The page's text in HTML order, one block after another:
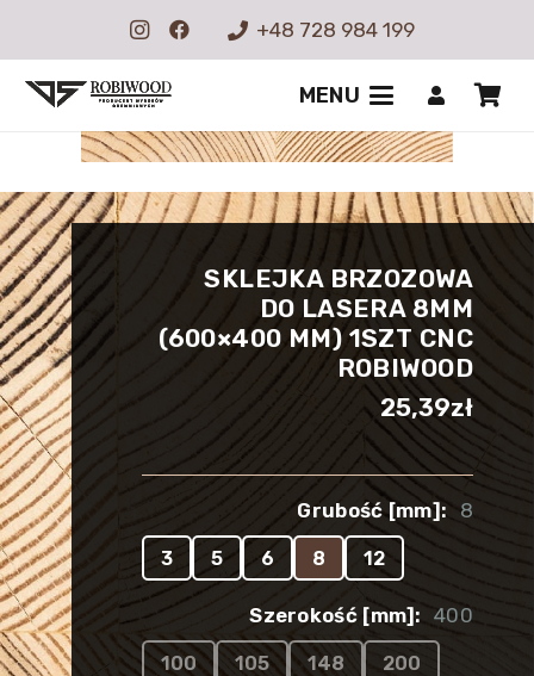
+48 728 984 199
MENU
SKLEJKA BRZOZOWA
DO LASERA 8MM
(600×400 MM) 1SZT CNC
ROBIWOOD
25,39zł
Grubość [mm]: 8
3 5 6 8 12
Szerokość [mm]: 400
100 105 148 200